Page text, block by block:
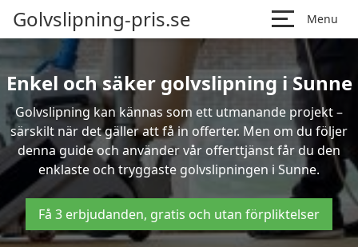
Golvslipning-pris.se Menu
Enkel och säker golvslipning i Sunne
Golvslipning kan kännas som ett utmanande projekt –
särskilt när det gäller att få in offerter. Men om du följer
denna guide och använder vår offerttjänst får du den
enklaste och tryggaste golvslipningen i Sunne.
Få 3 erbjudanden, gratis och utan förpliktelser